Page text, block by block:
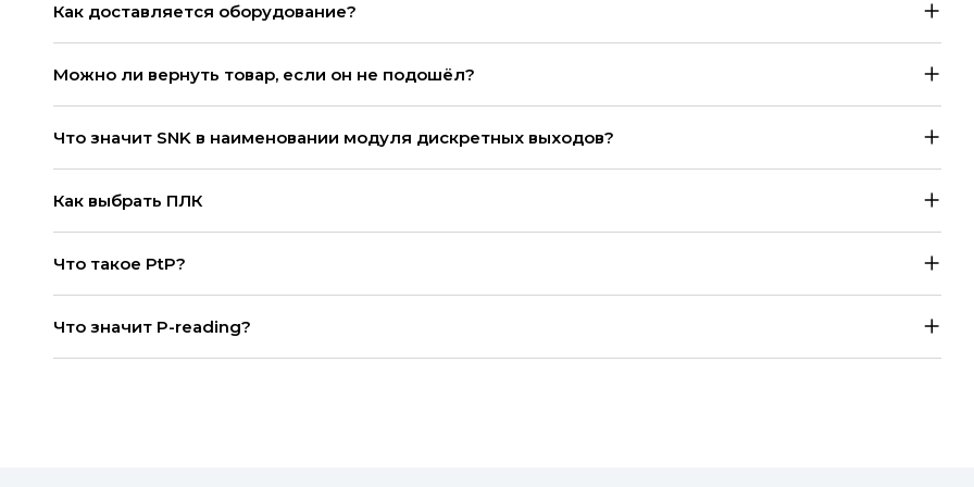
Как доставляется оборудование?
Можно ли вернуть товар, если он не подошёл?
Что значит SNK в наименовании модуля дискретных выходов?
Как выбрать ПЛК
Что такое PtP?
Что значит P-reading?